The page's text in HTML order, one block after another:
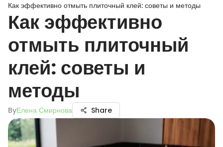
Как эффективно отмыть плиточный клей: советы и методы
Как эффективно
отмыть плиточный
клей: советы и
методы
ByЕлена Смирнова Share